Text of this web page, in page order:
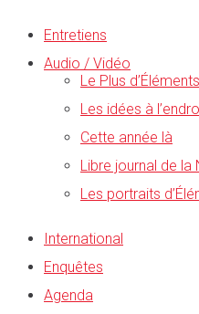
Entretiens
Audio / Vidéo
Le Plus d’Éléments
Les idées à
Cette année là
Libre journal de la
Les portraits
International
Enquêtes
Agenda